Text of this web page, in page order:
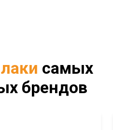
самых
брендов